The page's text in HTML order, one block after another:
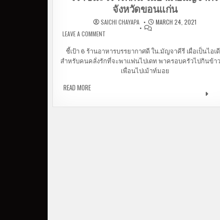
จังหวัดขอนแก่น
SAICHI CHAYAPA
MARCH 24, 2021
LEAVE A COMMENTON ชี้พิกัด 6 ร้านอาหารบรรยากาศดี ที่ใช้สิทธิ์ เ
ชี้เป้า 6 ร้านอาหารบรรยากาศดี ใน.มัญจาคีรี เผื่อเป็นไอเ
สำหรับคนคลั่งรักที่จะพาแฟนไปเดท พาครอบครัวไปกินข้า
เพื่อนไปเม้าท์มอย
READ MOREชี้พิกัด 6 ร้านอาหารบรรยากาศดี ที่ใช้สิทธิ์ เราชน